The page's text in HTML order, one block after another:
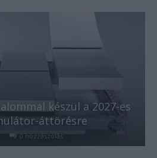
készül a 2027-es
áttörésre
0 hozzászólás